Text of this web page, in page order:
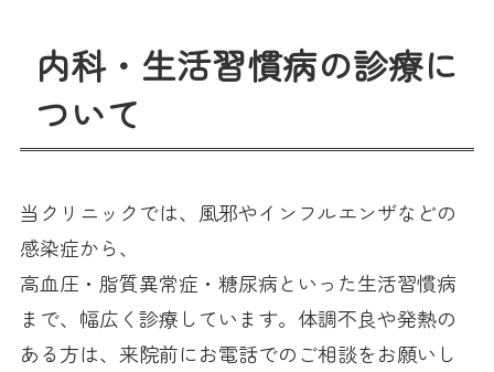
内科・生活習慣病の診療に
ついて
当クリニックでは、風邪やインフルエンザなどの
感染症から、
高血圧・脂質異常症・糖尿病といった生活習慣病
まで、幅広く診療しています。体調不良や発熱の
ある方は、来院前にお電話でのご相談をお願いし